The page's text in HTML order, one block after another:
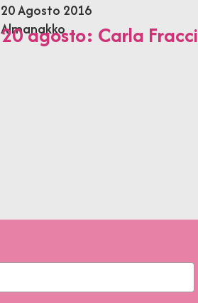
20 Agosto 2016
Almanakko
20 agosto: Carla Fracci